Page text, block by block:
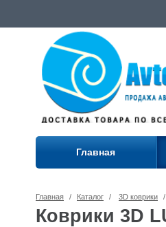
Главная
Главная / Каталог / 3D коврики /
Коврики 3D